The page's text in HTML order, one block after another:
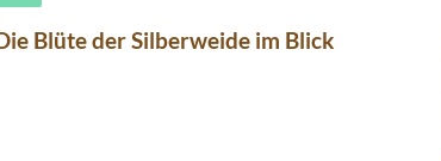
Blüte der Silberweide im Blick